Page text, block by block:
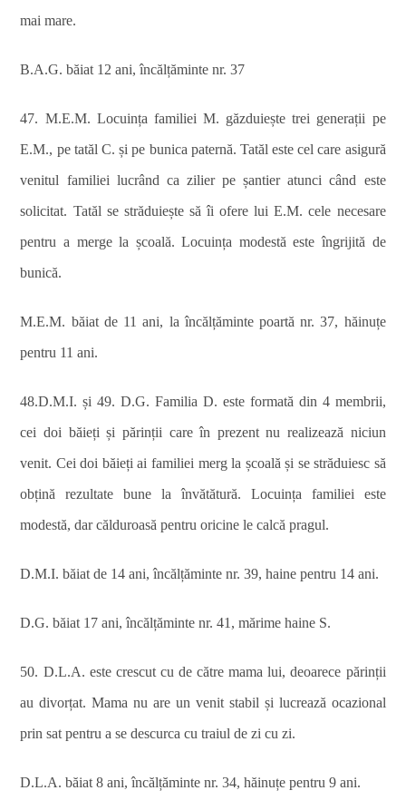
mai mare.
B.A.G. băiat 12 ani, încălțăminte nr. 37
47. M.E.M. Locuința familiei M. găzduiește trei generații pe
E.M., pe tatăl C. și pe bunica paternă. Tatăleste cel care asigură
venitul familiei lucrând ca zilier pe șantier atunci când este
solicitat. Tatăl se străduiește să îi ofere lui E.M. cele necesare
pentru a merge la școală. Locuința modestă este îngrijită de
bunică.
M.E.M. băiat de 11 ani, la încălțăminte poartă nr. 37, hăinuțe
pentru 11 ani.
48.D.M.I. și 49. D.G. Familia D. este formată din 4 membrii,
cei doi băieți și părinții care în prezent nu realizează niciun
venit. Cei doi băieți ai familiei merg la școală și se străduiesc să
obțină rezultate bune la învătătură. Locuința familiei este
modestă, dar călduroasă pentru oricine le calcă pragul.
D.M.I. băiat de 14 ani, încălțăminte nr. 39, haine pentru 14 ani.
D.G. băiat 17 ani, încălțăminte nr. 41, mărime haine S.
50. D.L.A. este crescut cu de către mama lui, deoarece părinții
au divorțat. Mama nu are un venit stabil și lucrează ocazional
prin sat pentru a se descurca cu traiul de zi cu zi.
D.L.A. băiat 8 ani, încălțăminte nr. 34, hăinuțe pentru 9 ani.